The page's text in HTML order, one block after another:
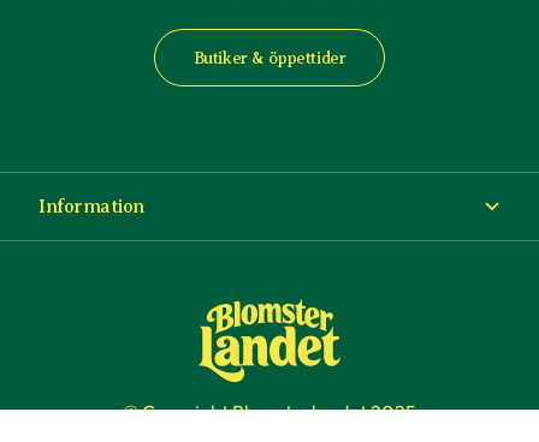
Butiker & öppettider
Information
Köp- och leveransvillkor
© Copyright Blomsterlandet 2025